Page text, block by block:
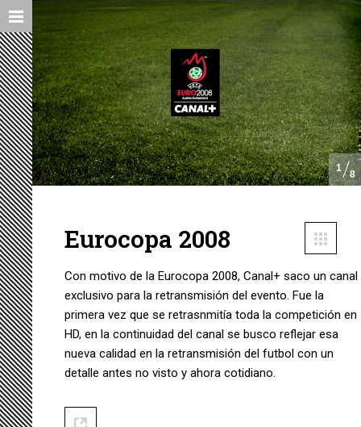
1
8
Eurocopa 2008
Con motivo de la Eurocopa 2008, Canal+ saco un canal
exclusivo para la retransmisión del evento. Fue la
primera vez que se retrasnmitía toda la competición en
HD, en la continuidad del canal se busco reflejar esa
nueva calidad en la retransmisión del futbol con un
detalle antes no visto y ahora cotidiano.